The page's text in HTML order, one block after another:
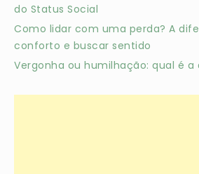
do Status Social
Como lidar com uma perda? A
conforto e buscar sentido
Vergonha ou humilhação: qual é a